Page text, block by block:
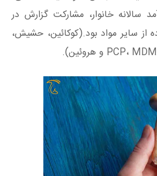
سالانه خانوار، مشارکت گزارش‌ در
از سایر مواد بود.(کوکائین، حشیش،